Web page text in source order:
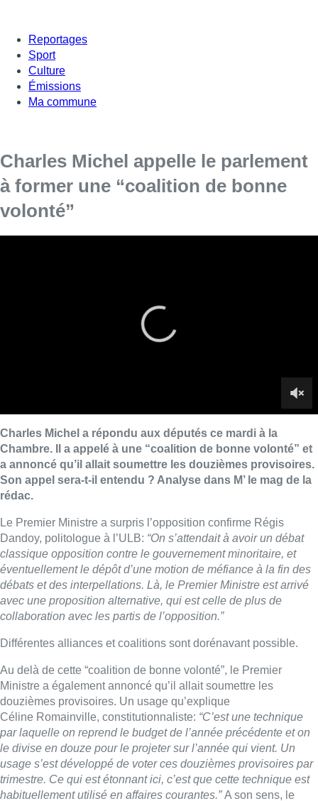
Reportages
Sport
Culture
Émissions
Ma commune
Charles Michel appelle le parlement
à former une “coalition de bonne
volonté”
Le Premier Ministre a surpris l’opposition confirme Régis
éventuellement le dépôt d’une motion de méfiance à la fin des
débats et des interpellations. Là, le Premier Ministre est arrivé
avec une proposition alternative, qui est celle de plus de
collaboration avec les partis de l’opposition.”
Différentes alliances et coalitions sont dorénavant possible.
Au delà de cette “coalition de bonne volonté”, le Premier
Ministre a également annoncé qu’il allait soumettre les
Céline Romainville, constitutionnaliste:“C’est une technique
par laquelle on reprend le budget de l’année précédente et on
le divise en douze pour le projeter sur l’année qui vient. Un
usage s’est développé de voter ces douzièmes provisoires par
trimestre. Ce qui est étonnant ici, c’est que cette technique est
habituellement utilisé en affaires courantes.”A son sens, le
gouvernement exerce donc une fonction exécutive sans avoir
demandé la confiance.
Si une motion de méfiance venait à être votée ce jeudi, le
gouvernement actuel deviendrait démissionnaire et donc
d’affaires courantes, précisent les deux invités. Charles Michel
ne veut, quant à lui, pas d’élections anticipées.
►Retrouvez l’intégralité deMle mag de la rédac’ du mardi au
vendredi à 18h25 sur BX1.
Lire aussi :